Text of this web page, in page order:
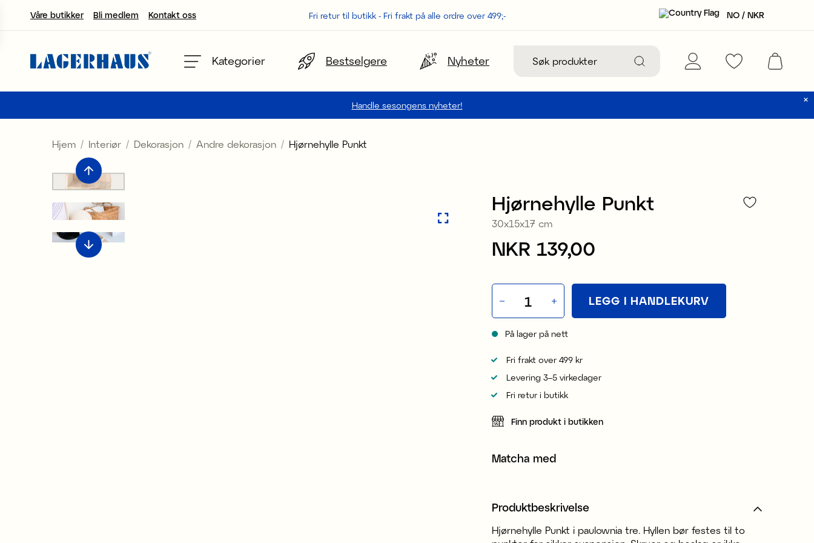
Våre butikker Bli medlem Kontakt oss Fri retur til butikk - Fri frakt på alle ordre over 499;- NO / NKR
Kategorier Bestselgere Nyheter
Handle sesongens nyheter!
velg språk / valuta
FI / EUR
NO / NKR
SE / SEK
Hjem Interiør Dekorasjon Andre dekorasjon Hjørnehylle Punkt
Hjørnehylle Punkt
30x15x17 cm
Pris :NKR 139,00
NKR 139,00
LEGG I HANDLEKURV
På lager på nett
Fri frakt over 499 kr
Levering 3–5 virkedager
Fri retur i butikk
Finn produkt i butikken
Matcha med
Produktbeskrivelse
Hjørnehylle Punkt i paulownia tre. Hyllen bør festes til to